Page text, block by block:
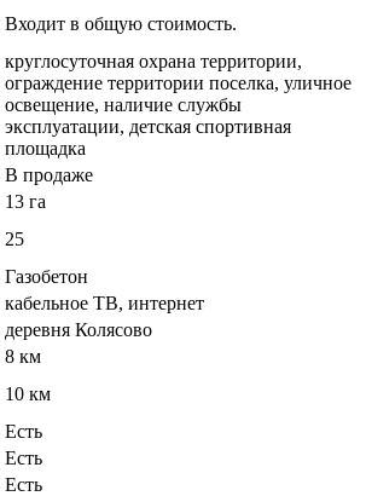
Входит в общую стоимость.
круглосуточная охрана территории,
ограждение территории поселка, уличное
освещение, наличие службы
эксплуатации, детская спортивная
площадка
В продаже
13 га
25
Газобетон
кабельное ТВ, интернет
деревня Колясово
8 км
10 км
Есть
Есть
Есть